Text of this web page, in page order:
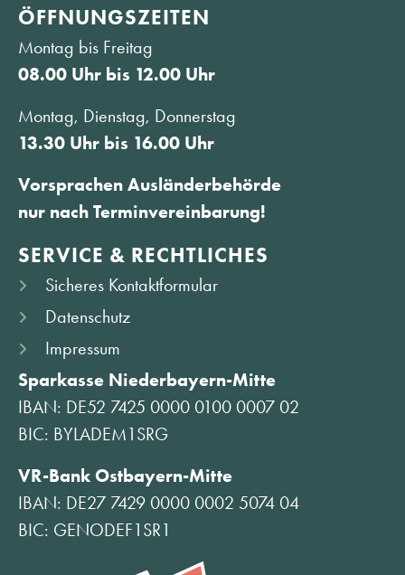
ÖFFNUNGS­ZEITEN
Montag bis Freitag
08.00 Uhr bis 12.00 Uhr
Montag, Dienstag, Donnerstag
13.30 Uhr bis 16.00 Uhr
Vorsprachen Ausländerbehörde
nur nach Terminvereinbarung!
SERVICE & RECHTLICHES
Sicheres Kontaktformular
Datenschutz
Impressum
Sparkasse Niederbayern-Mitte
IBAN: DE52 7425 0000 0100 0007 02
BIC: BYLADEM1SRG
VR-Bank Ostbayern-Mitte
IBAN: DE27 7429 0000 0002 5074 04
BIC: GENODEF1SR1